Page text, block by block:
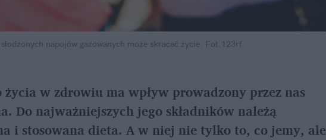
napojów gazowanych może skracać życie. Fot.123rf.
życia w zdrowiu ma wpływ prowadzony przez nas
Do najważniejszych jego składników należą
i stosowana dieta. A w niej nie tylko to, co jemy, ale